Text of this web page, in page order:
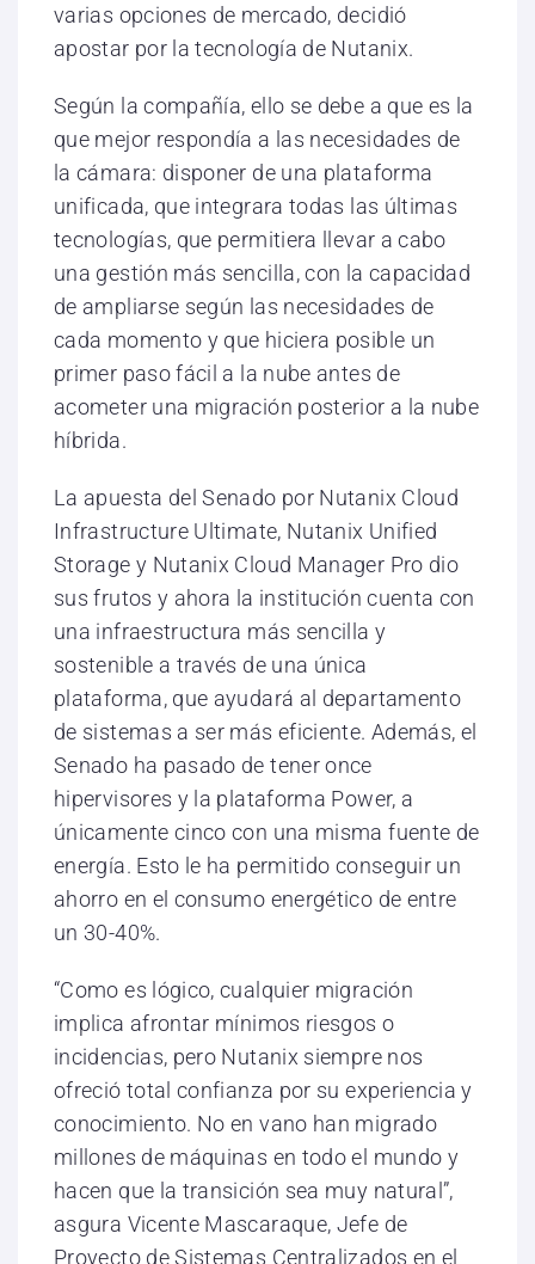
varias opciones de mercado, decidió
apostar por la tecnología de Nutanix.
Según la compañía, ello se debe a que es la
que mejor respondía a las necesidades de
la cámara: disponer de una plataforma
unificada, que integrara todas las últimas
tecnologías, que permitiera llevar a cabo
una gestión más sencilla, con la capacidad
de ampliarse según las necesidades de
cada momento y que hiciera posible un
primer paso fácil a la nube antes de
acometer una migración posterior a la nube
híbrida.
La apuesta del Senado por Nutanix Cloud
Infrastructure Ultimate, Nutanix Unified
Storage y Nutanix Cloud Manager Pro dio
sus frutos y ahora la institución cuenta con
una infraestructura más sencilla y
sostenible a través de una única
plataforma, que ayudará al departamento
de sistemas a ser más eficiente. Además, el
Senado ha pasado de tener once
hipervisores y la plataforma Power, a
únicamente cinco con una misma fuente de
energía. Esto le ha permitido conseguir un
ahorro en el consumo energético de entre
un 30-40%.
“Como es lógico, cualquier migración
implica afrontar mínimos riesgos o
incidencias, pero Nutanix siempre nos
ofreció total confianza por su experiencia y
conocimiento. No en vano han migrado
millones de máquinas en todo el mundo y
hacen que la transición sea muy natural”,
asgura Vicente Mascaraque, Jefe de
Proyecto de Sistemas Centralizados en el